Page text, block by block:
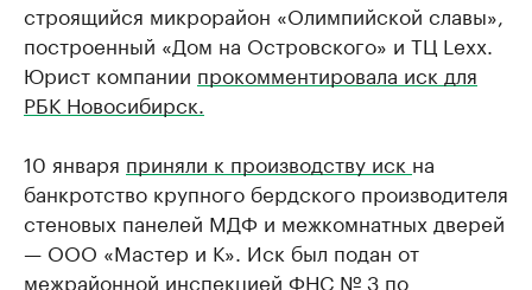
строящийся микрорайон «Олимпийской славы»,
построенный «Дом на Островского» и ТЦ Lexx.
Юрист компании прокомментировала иск для
РБК Новосибирск.
10 января приняли к производству иск на
банкротство крупного бердского производителя
стеновых панелей МДФ и межкомнатных дверей
— ООО «Мастер и К». Иск был подан от
межрайонной инспекцией ФНС № 3 по